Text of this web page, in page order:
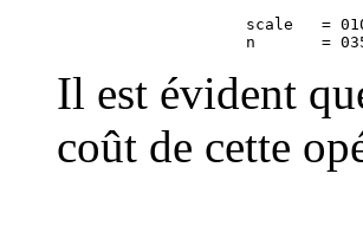
scale   =
Il est évident
coût de cette